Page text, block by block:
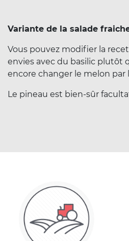
Variante de la salade
Vous pouvez modifier la
envies avec du basilic plutôt
encore changer le melon par
Le pineau est bien-sûr